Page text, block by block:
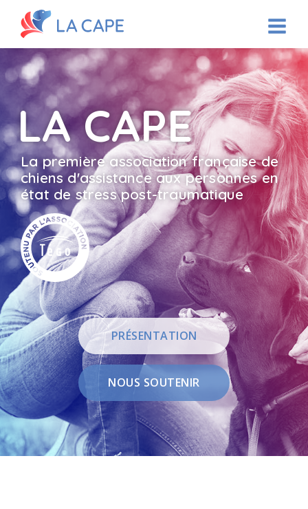
LA CAPE
La première association française de
chiens d'assistance aux personnes en
état de stresspost-traumatique
PRÉSENTATION
NOUS SOUTENIR